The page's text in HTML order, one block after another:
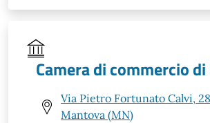
Camera di commercio
Via Pietro Fortunato Calvi,
Mantova (MN)